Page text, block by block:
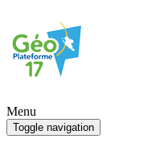
Menu
Toggle navigation